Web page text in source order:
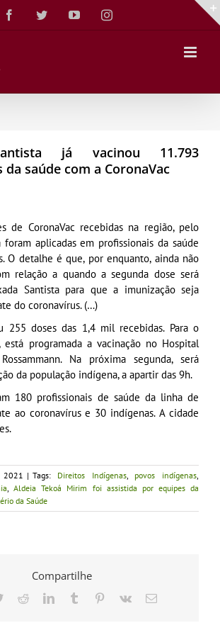
FacebookTwitterYouTubeInstagram
já vacinou 11.793
saúde com a CoronaVac
de CoronaVac recebidas na região, pelo
aplicadas em profissionais da saúde
O detalhe é que, por enquanto, ainda não
relação a quando a segunda dose será
Santista para que a imunização seja
do coronavírus. (…)
255 doses das 1,4 mil recebidas. Para o
está programada a vacinação no Hospital
Na próxima segunda, será
da população indígena, a apartir das 9h.
180 profissionais de saúde da linha de
ao coronavírus e 30 indígenas. A cidade
| Tags: Direitos Indígenas, povos indígenas
,Aldeia Tekoá Mirim foi assistida por equipes da
da Saúde
Compartilhe
TwitterRedditLinkedInTumblr Pinterest
Vk
E-